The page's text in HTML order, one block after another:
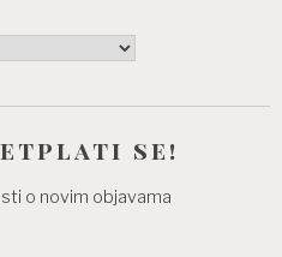
se!
o novim objavama